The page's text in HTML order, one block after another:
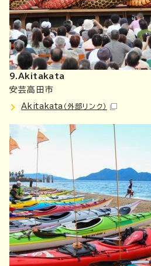
9.Akitakata
安芸高田市
Akitakata （外部リンク）